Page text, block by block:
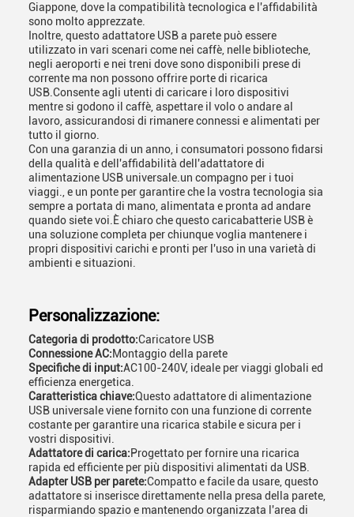
Giappone, dove la compatibilità tecnologica e l'affidabilità
sono molto apprezzate.
Inoltre, questo adattatore USB a parete può essere
utilizzato in vari scenari come nei caffè, nelle biblioteche,
negli aeroporti e nei treni dove sono disponibili prese di
corrente ma non possono offrire porte di ricarica
USB.Consente agli utenti di caricare i loro dispositivi
mentre si godono il caffè, aspettare il volo o andare al
lavoro, assicurandosi di rimanere connessi e alimentati per
tutto il giorno.
Con una garanzia di un anno, i consumatori possono fidarsi
della qualità e dell'affidabilità dell'adattatore di
alimentazione USB universale.un compagno per i tuoi
viaggi., e un ponte per garantire che la vostra tecnologia sia
sempre a portata di mano, alimentata e pronta ad andare
quando siete voi.È chiaro che questo caricabatterie USB è
una soluzione completa per chiunque voglia mantenere i
propri dispositivi carichi e pronti per l'uso in una varietà di
ambienti e situazioni.
Personalizzazione:
Categoria di prodotto:Caricatore USB
Connessione AC:Montaggio della parete
Specifiche di input:AC100-240V, ideale per viaggi globali ed
efficienza energetica.
Caratteristica chiave:Questo adattatore di alimentazione
USB universale viene fornito con una funzione di corrente
costante per garantire una ricarica stabile e sicura per i
vostri dispositivi.
Adattatore di carica:Progettato per fornire una ricarica
rapida ed efficiente per più dispositivi alimentati da USB.
Adapter USB per parete:Compatto e facile da usare, questo
adattatore si inserisce direttamente nella presa della parete,
risparmiando spazio e mantenendo organizzata l'area di